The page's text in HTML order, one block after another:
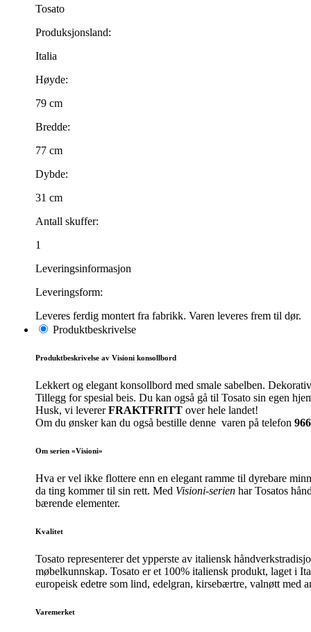
Tosato
Produksjonsland:
Italia
Høyde:
79 cm
Bredde:
77 cm
Dybde:
31 cm
Antall skuffer:
1
Leveringsinformasjon
Leveringsform:
Leveres ferdig montert fra fabrikk. Varen leveres frem til dør.
Produktbeskrivelse
Produktbeskrivelse av Visioni konsollbord
Lekkert og elegant konsollbord med smale sabelben.
Tillegg for spesial beis. Du kan også gå til Tosato sin egen
Husk, vi levererFRAKTFRITT over hele landet!
Om du ønsker kan du også bestille denne varen på telefon
Om serien «Visioni»
Hva er vel ikke flottere enn en elegant ramme til dyrebare
da ting kommer til sin rett. Med Visioni-serien har Tosatos
bærende elementer.
Kvalitet
Tosato representerer det ypperste av italiensk
møbelkunnskap. Tosato er et 100% italiensk produkt, laget i
europeisk edetre som lind, edelgran, kirsebærtre, valnøtt med
Varemerket